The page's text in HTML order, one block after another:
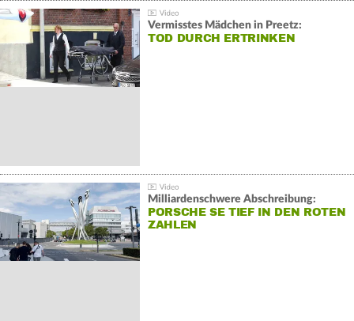
Vermisstes Mädchen in Preetz:
TOD DURCH ERTRINKEN
Milliardenschwere Abschreibung:
PORSCHE SE TIEF IN DEN ROTEN
ZAHLEN